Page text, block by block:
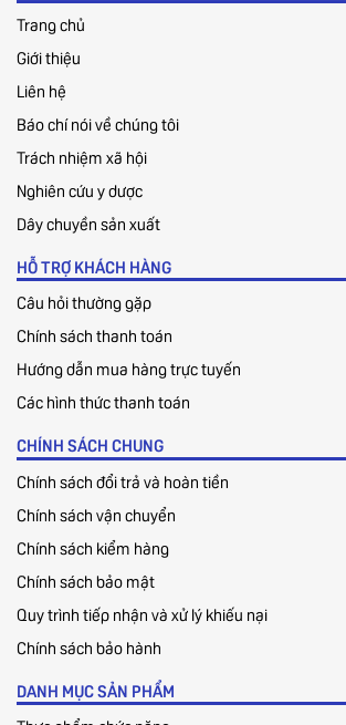
Trang chủ
Giới thiệu
Liên hệ
Báo chí nói về chúng tôi
Trách nhiệm xã hội
Nghiên cứu y dược
Dây chuyền sản xuất
HỖ TRỢ KHÁCH HÀNG
Câu hỏi thường gặp
Chính sách thanh toán
Hướng dẫn mua hàng trực tuyến
Các hình thức thanh toán
CHÍNH SÁCH CHUNG
Chính sách đổi trả và hoàn tiền
Chính sách vận chuyển
Chính sách kiểm hàng
Chính sách bảo mật
Quy trình tiếp nhận và xử lý khiếu nại
Chính sách bảo hành
DANH MỤC SẢN PHẨM